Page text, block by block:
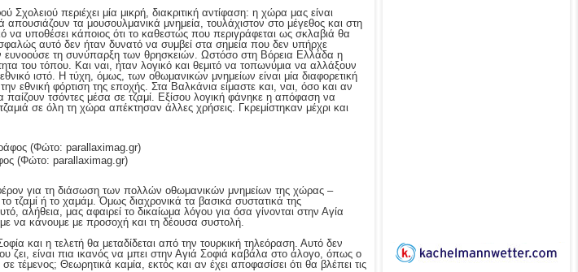
περιέχει μία μικρή, διακριτική αντίφαση: η χώρα μας είναι
τα μουσουλμανικά μνημεία, τουλάχιστον στο μέγεθος και στη
υποθέσει κάποιος ότι το καθεστώς που περιγράφεται ως σκλαβιά θα
αυτό δεν ήταν δυνατό να συμβεί στα σημεία που δεν υπήρχε
ευνοούσε τη συνύπαρξη των θρησκειών. Ωστόσο στη Βόρεια Ελλάδα η
του τόπου. Και ναι, ήταν λογικό και θεμιτό να τοπωνύμια να αλλάξουν
ιστό. Η τύχη, όμως, των οθωμανικών μνημείων είναι μία διαφορετική
εθνική φόρτιση της εποχής. Στα Βαλκάνια είμαστε και, ναι, όσο και αν
τσόντες μέσα σε τζαμί. Εξίσου λογική φάνηκε η απόφαση να
σε όλη τη χώρα απέκτησαν άλλες χρήσεις. Γκρεμίστηκαν μέχρι και
(Φώτο: parallaximag.gr)
για τη διάσωση των πολλών οθωμανικών μνημείων της χώρας –
τζαμί ή το χαμάμ. Όμως διαχρονικά τα βασικά συστατικά της
αλήθεια, μας αφαιρεί το δικαίωμα λόγου για όσα γίνονται στην Αγία
να κάνουμε με προσοχή και τη δέουσα συστολή.
και η τελετή θα μεταδίδεται από την τουρκική τηλεόραση. Αυτό δεν
είναι πια ικανός να μπει στην Αγιά Σοφιά καβάλα στο άλογο, όπως ο
τέμενος; Θεωρητικά καμία, εκτός και αν έχει αποφασίσει ότι θα βλέπει τις